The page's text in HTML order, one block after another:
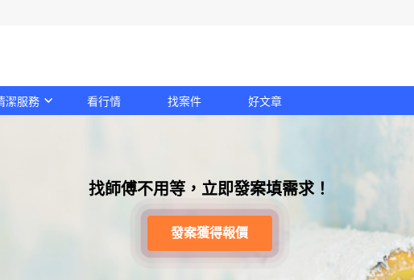
潔服務 看行情 找案件 好文章
找師傅不用等，立即發案填需求！
發案獲得報價